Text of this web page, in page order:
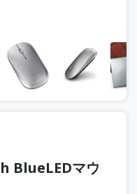
BlueLEDマウ